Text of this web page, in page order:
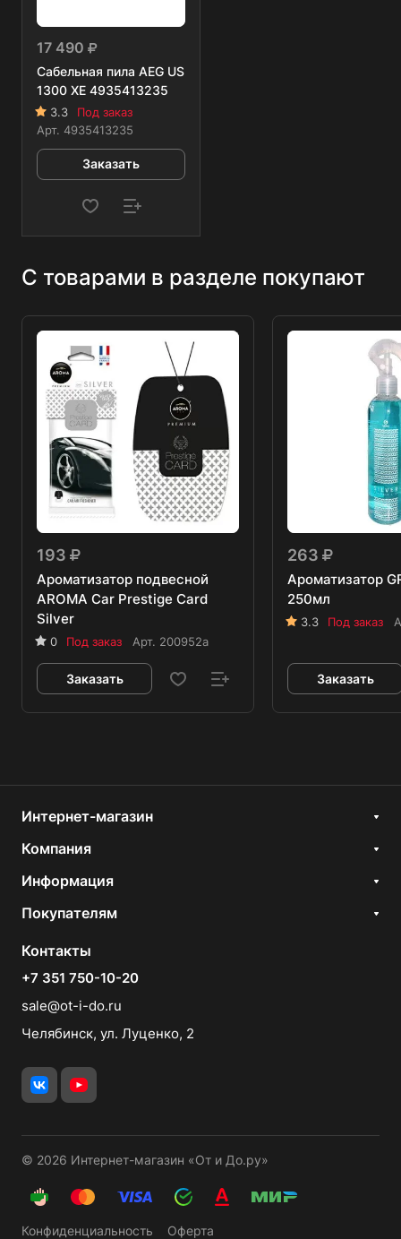
17 490
Сабельная пила AEG US
1300 XE 4935413235
3.3
Под заказ
Арт. 4935413235
Заказать
С товарами в разделе покупают
193
Ароматизатор подвесной
AROMA Car Prestige Card
Silver
0 Под заказ Арт. 200952a
Заказать
263
Ароматизатор
250мл
3.3 Под заказ
Заказать
Интернет-магазин
Компания
Информация
Покупателям
Контакты
+7 351 750-10-20
sale@ot-i-do.ru
Челябинск, ул. Луценко, 2
© 2026 Интернет-магазин «От и До.ру»
Конфиденциальность Оферта